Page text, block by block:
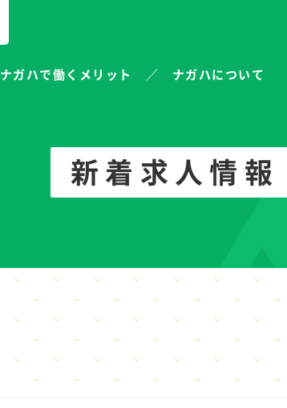
ナガハで働くメリット ナガハについて
新着求人情報